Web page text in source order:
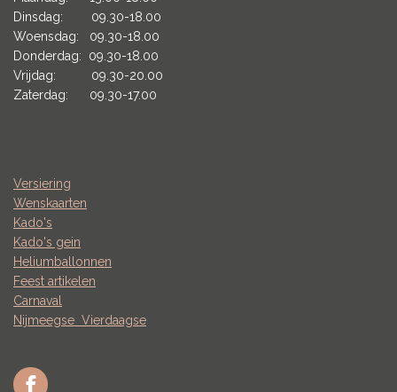
Dinsdag: 09.30-18.00
Woensdag: 09.30-18.00
Donderdag: 09.30-18.00
Vrijdag: 09.30-20.00
Zaterdag: 09.30-17.00
Versiering
Wenskaarten
Kado's
Kado's gein
Heliumballonnen
Feest artikelen
Carnaval
Nijmeegse Vierdaagse